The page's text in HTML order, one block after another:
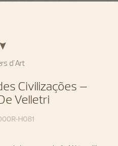
d'Art
Civilizações –
Velletri
H081